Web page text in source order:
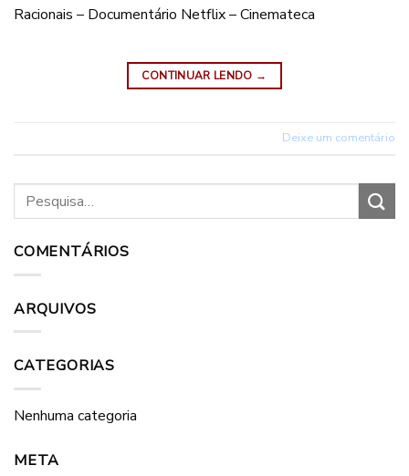
Racionais – Documentário Netflix – Cinemateca
CONTINUAR LENDO →
Deixe um comentário
COMENTÁRIOS
ARQUIVOS
CATEGORIAS
Nenhuma categoria
META